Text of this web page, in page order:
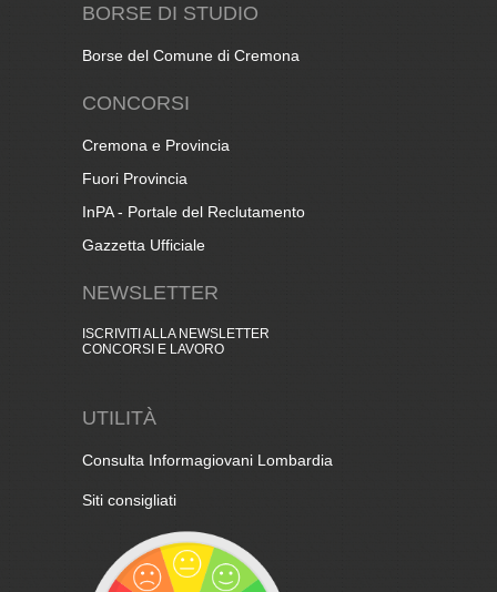
BORSE DI STUDIO
Borse del Comune di Cremona
CONCORSI
Cremona e Provincia
Fuori Provincia
InPA - Portale del Reclutamento
Gazzetta Ufficiale
NEWSLETTER
ISCRIVITI ALLA NEWSLETTER
CONCORSI E LAVORO
UTILITÀ
Consulta Informagiovani Lombardia
Siti consigliati